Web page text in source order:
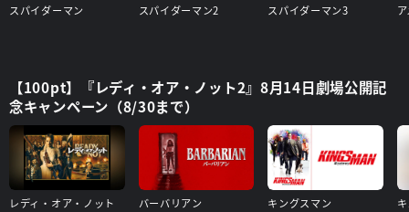
スパイダーマン スパイダーマン2 スパイダーマン3
【100pt】『レディ・オア・ノット2』8月14日劇場公開記
念キャンペーン（8/30まで）
レディ・オア・ノット バーバリアン キングスマン